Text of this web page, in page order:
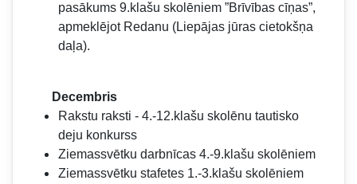
pasākums 9.klašu skolēniem ”Brīvības cīņas”,
apmeklējot Redanu (Liepājas jūras cietokšņa
daļa).
Decembris
Rakstu raksti - 4.-12.klašu skolēnu tautisko
deju konkurss
Ziemassvētku darbnīcas 4.-9.klašu skolēniem
Ziemassvētku stafetes 1.-3.klašu skolēniem